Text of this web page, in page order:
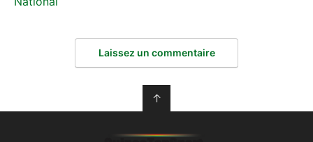
Laissez un commentaire
↑